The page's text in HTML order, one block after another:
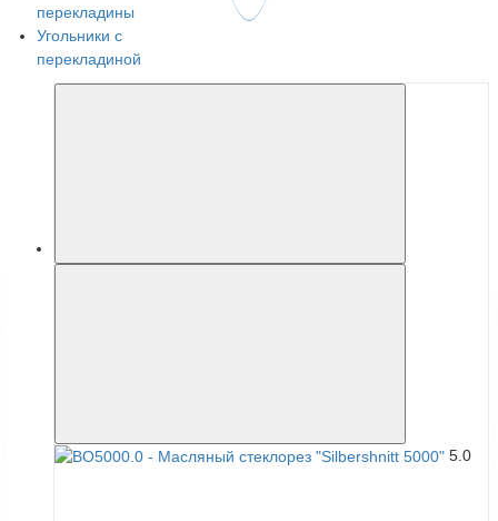
перекладины
Угольники с
перекладиной
5.0